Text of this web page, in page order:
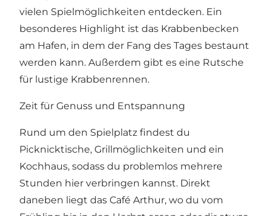
vielen Spielmöglichkeiten entdecken. Ein
besonderes Highlight ist das Krabbenbecken
am Hafen, in dem der Fang des Tages bestaunt
werden kann. Außerdem gibt es eine Rutsche
für lustige Krabbenrennen.
Zeit für Genuss und Entspannung
Rund um den Spielplatz findest du
Picknicktische, Grillmöglichkeiten und ein
Kochhaus, sodass du problemlos mehrere
Stunden hier verbringen kannst. Direkt
daneben liegt das Café Arthur, wo du vom